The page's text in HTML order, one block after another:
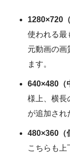
1280×720
使われる
元動画の画
ます。
640×480（
様上、横長
が追加され
480×360（
こちらも上